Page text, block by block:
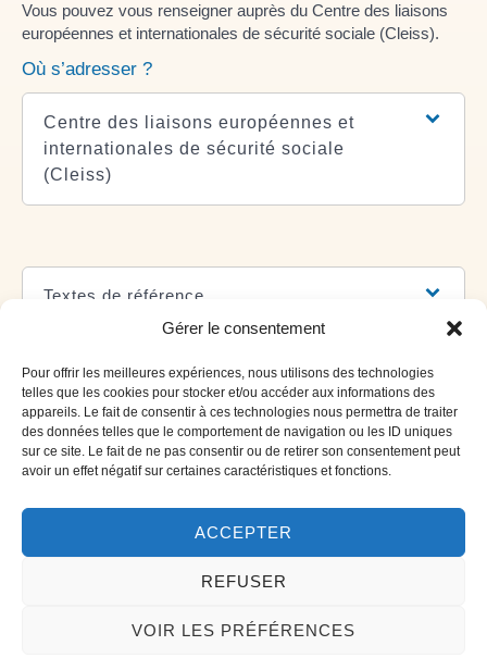
Gérer le consentement
Pour offrir les meilleures expériences, nous utilisons des technologies
telles que les cookies pour stocker et/ou accéder aux informations des
appareils. Le fait de consentir à ces technologies nous permettra de traiter
des données telles que le comportement de navigation ou les ID uniques
sur ce site. Le fait de ne pas consentir ou de retirer son consentement peut
avoir un effet négatif sur certaines caractéristiques et fonctions.
ACCEPTER
REFUSER
VOIR LES PRÉFÉRENCES
Vous pouvez vous renseigner auprès du Centre des liaisons
européennes et internationales de sécurité sociale (Cleiss).
Où s’adresser ?
Centre des liaisons européennes et
internationales de sécurité sociale
(Cleiss)
Textes de référence
Et aussi
Allocations destinées aux familles
Famille - Scolarité
Direction de l'information légale et administrative
baseo.io